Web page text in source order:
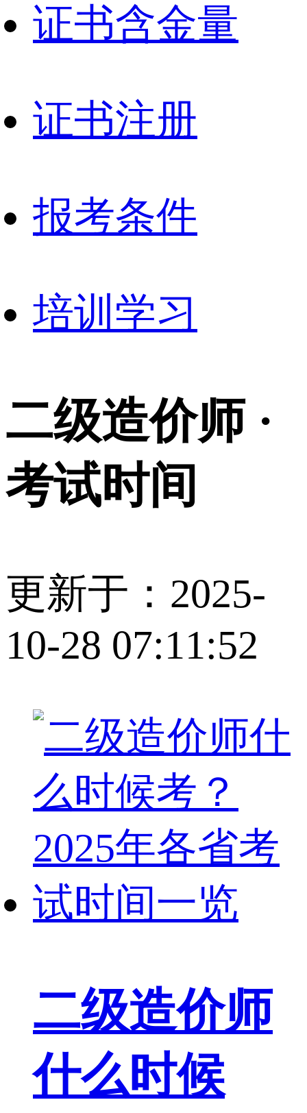
证书含金量
证书注册
报考条件
培训学习
二级造价师 ·
考试时间
更新于：2025-
10-28 07:11:52
二级造价师
什么时候